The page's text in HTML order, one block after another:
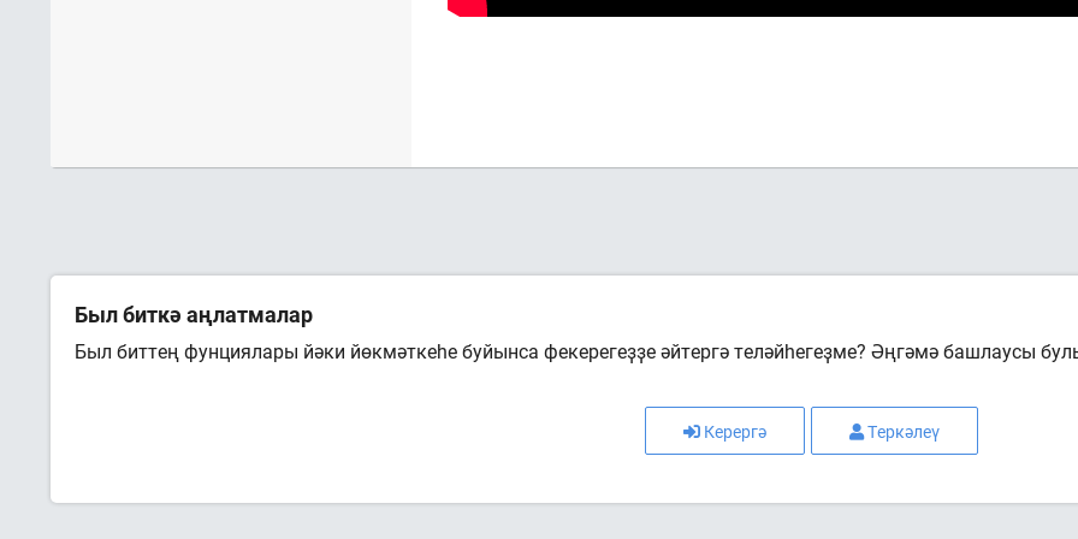
Был биткә аңлатмалар
Был биттең фунциялары йәки йөкмәткеһе буйынса фекерегеҙҙе әйтергә теләйһегеҙме? Әңгәмә башлаусы
Керергә Теркәлеү